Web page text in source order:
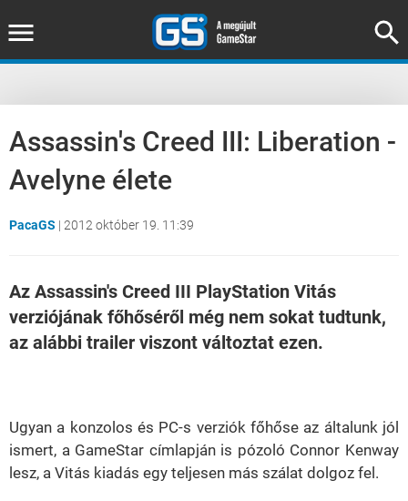
Assassin's Creed III: Liberation -
Avelyne élete
PacaGS | 2012 október 19. 11:39
Az Assassin's Creed III PlayStation Vitás
verziójának főhőséről még nem sokat tudtunk,
az alábbi trailer viszont változtat ezen.
Ugyan a konzolos és PC-s verziók főhőse az általunk jól
ismert, a GameStar címlapján is pózoló Connor Kenway
lesz, a Vitás kiadás egy teljesen más szálat dolgoz fel.